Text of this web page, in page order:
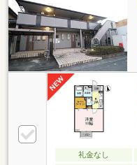
礼金なし